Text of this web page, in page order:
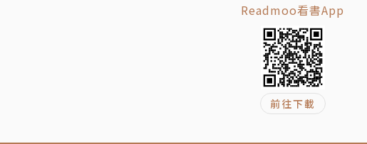
Readmoo看書App
前往下載